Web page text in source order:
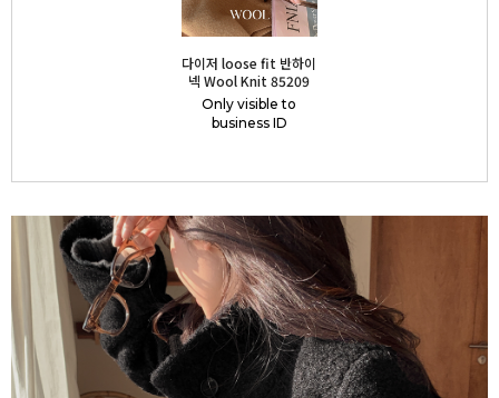
다이저 loose fit 반하이
넥 Wool Knit 85209
Only visible to
business ID